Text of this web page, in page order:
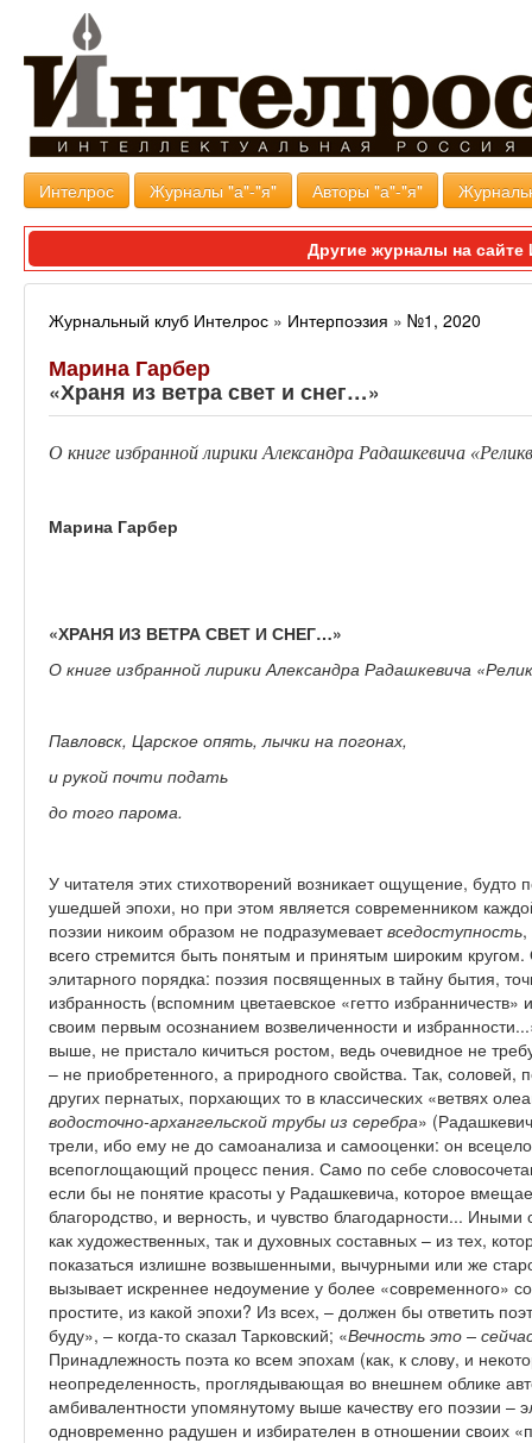
Интелрос Журналы "а"-"я" Авторы "а"-"я"
Другие журналы на
Журнальный клуб Интелрос » Интерпоэзия » №1, 2020
Марина Гарбер
«Храня из ветра свет и снег…»
О книге избранной лирики Александра Радашкевича
Марина Гарбер
«ХРАНЯ ИЗ ВЕТРА СВЕТ И СНЕГ…»
О книге избранной лирики Александра Радашкевича
Павловск, Царское опять, лычки на погонах,
и рукой почти подать
до того парома.
У читателя этих стихотворений возникает ощущение,
ушедшей эпохи, но при этом является современником
поэзии никоим образом не подразумеваетвседоступность,
всего стремится быть понятым и принятым широким
элитарного порядка: поэзия посвященных в тайну бытия,
избранность (вспомним цветаевское «гетто
своим первым осознанием возвеличенности и
выше, не пристало кичиться ростом, ведь очевидное не
– не приобретенного, а природного свойства. Так,
других пернатых, порхающих то в классических «ветвях
водосточно-архангельской трубы из серебра»
трели, ибо ему не до самоанализа и самооценки: он
всепоглощающий процесс пения. Само по себе
если бы не понятие красоты у Радашкевича, которое
благородство, и верность, и чувство благодарности...
как художественных, так и духовных составных – из тех,
показаться излишне возвышенными, вычурными или же
вызывает искреннее недоумение у более «современного»
простите, из какой эпохи? Из всех, – должен бы ответить
буду», – когда-то сказал Тарковский; «Вечность это –
Принадлежность поэта ко всем эпохам (как, к слову, и
неопределенность, проглядывающая во внешнем облике
амбивалентности упомянутому выше качеству его поэзии –
одновременно радушен и избирателен в отношении своих